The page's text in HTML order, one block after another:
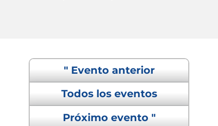
" Evento anterior
Todos los eventos
Próximo evento "